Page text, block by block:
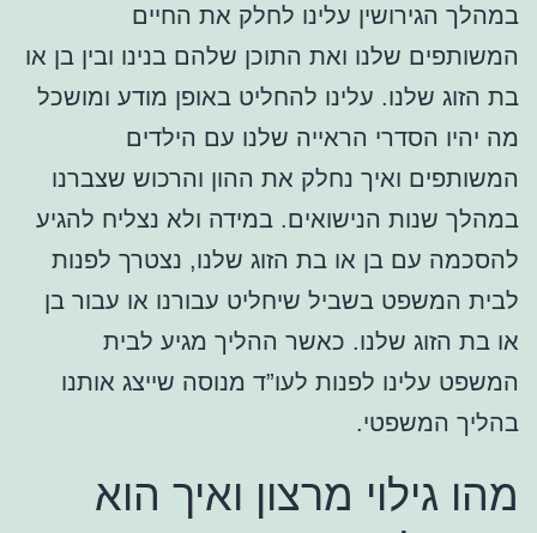
במהלך הגירושין עלינו לחלק את החיים
המשותפים שלנו ואת התוכן שלהם בנינו ובין בן או
בת הזוג שלנו. עלינו להחליט באופן מודע ומושכל
מה יהיו הסדרי הראייה שלנו עם הילדים
המשותפים ואיך נחלק את ההון והרכוש שצברנו
במהלך שנות הנישואים. במידה ולא נצליח להגיע
להסכמה עם בן או בת הזוג שלנו, נצטרך לפנות
לבית המשפט בשביל שיחליט עבורנו או עבור בן
או בת הזוג שלנו. כאשר ההליך מגיע לבית
המשפט עלינו לפנות לעו”ד מנוסה שייצג אותנו
בהליך המשפטי.
מהו גילוי מרצון ואיך הוא